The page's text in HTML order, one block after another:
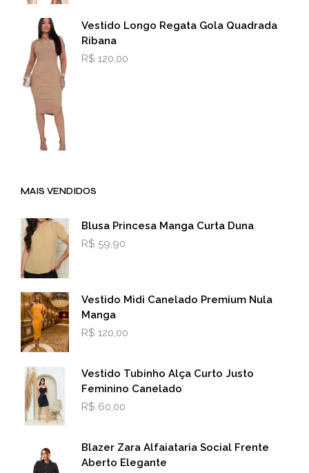
Vestido Longo Regata Gola Quadrada
Ribana
R$ 120,00
MAIS VENDIDOS
Blusa Princesa Manga Curta Duna
R$ 59,90
Vestido Midi Canelado Premium Nula
Manga
R$ 120,00
Vestido Tubinho Alça Curto Justo
Feminino Canelado
R$ 60,00
Blazer Zara Alfaiataria Social Frente
Aberto Elegante